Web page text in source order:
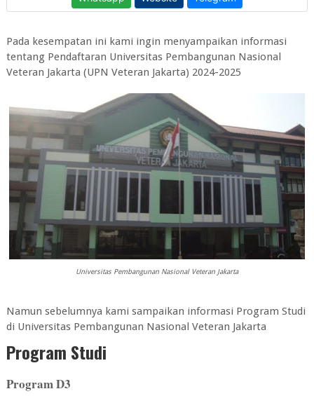
Pada kesempatan ini kami ingin menyampaikan informasi
tentang Pendaftaran Universitas Pembangunan Nasional
Veteran Jakarta (UPN Veteran Jakarta) 2024-2025
Universitas Pembangunan Nasional Veteran Jakarta
Namun sebelumnya kami sampaikan informasi Program Studi
di Universitas Pembangunan Nasional Veteran Jakarta
Program Studi
Program D3